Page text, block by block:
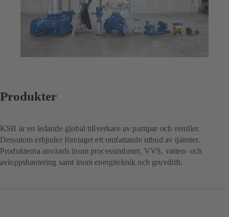
Produkter
KSB är en ledande global tillverkare av pumpar och ventiler.
Dessutom erbjuder företaget ett omfattande utbud av tjänster.
Produkterna används inom processindustri, VVS, vatten- och
avloppshantering samt inom energiteknik och gruvdrift.